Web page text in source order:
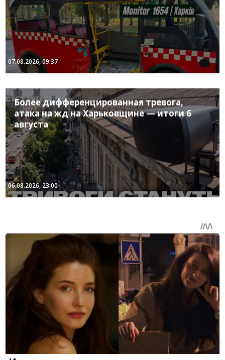
07.08.2026, 09:37
Более дифференцированная тревога,
атака на жд на Харьковщине — итоги 6
августа
06.08.2026, 23:00